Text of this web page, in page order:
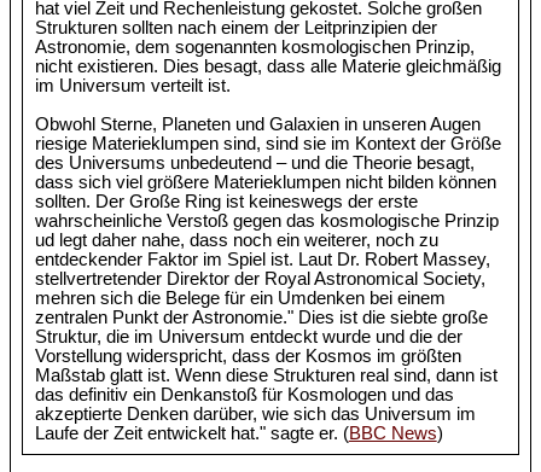
hat viel Zeit und Rechenleistung gekostet. Solche großen
Strukturen sollten nach einem der Leitprinzipien der
Astronomie, dem sogenannten kosmologischen Prinzip,
nicht existieren. Dies besagt, dass alle Materie gleichmäßig
im Universum verteilt ist.
Obwohl Sterne, Planeten und Galaxien in unseren Augen
riesige Materieklumpen sind, sind sie im Kontext der Größe
des Universums unbedeutend – und die Theorie besagt,
dass sich viel größere Materieklumpen nicht bilden können
sollten. Der Große Ring ist keineswegs der erste
wahrscheinliche Verstoß gegen das kosmologische Prinzip
ud legt daher nahe, dass noch ein weiterer, noch zu
entdeckender Faktor im Spiel ist. Laut Dr. Robert Massey,
stellvertretender Direktor der Royal Astronomical Society,
mehren sich die Belege für ein Umdenken bei einem
zentralen Punkt der Astronomie." Dies ist die siebte große
Struktur, die im Universum entdeckt wurde und die der
Vorstellung widerspricht, dass der Kosmos im größten
Maßstab glatt ist. Wenn diese Strukturen real sind, dann ist
das definitiv ein Denkanstoß für Kosmologen und das
akzeptierte Denken darüber, wie sich das Universum im
Laufe der Zeit entwickelt hat." sagte er. (BBC News)